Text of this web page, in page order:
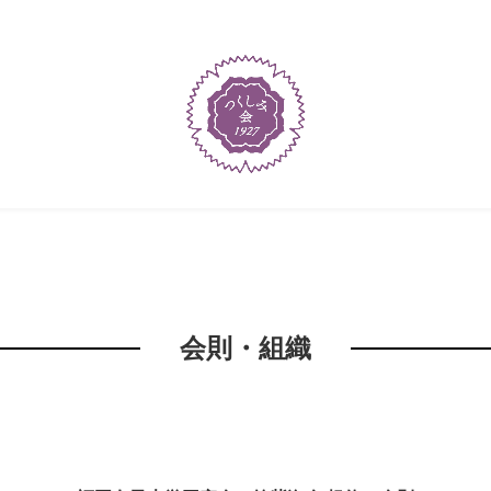
会則・組織